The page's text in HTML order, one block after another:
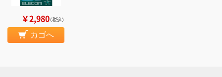
￥2,980（税込）
カゴへ